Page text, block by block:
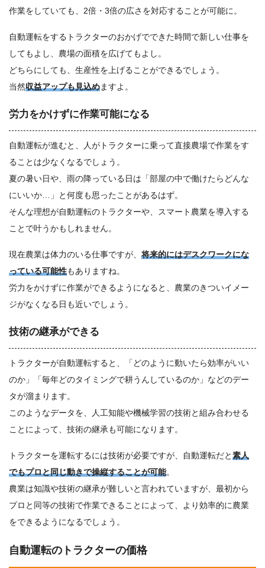
作業をしていても、2倍・3倍の広さを対応することが可能に。
自動運転をするトラクターのおかげでできた時間で新しい仕事を
してもよし、農場の面積を広げてもよし。
どちらにしても、生産性を上げることができるでしょう。
当然収益アップも見込めますよ。
労力をかけずに作業可能になる
自動運転が進むと、人がトラクターに乗って直接農場で作業をす
ることは少なくなるでしょう。
夏の暑い日や、雨の降っている日は「部屋の中で働けたらどんな
にいいか…」と何度も思ったことがあるはず。
そんな理想が自動運転のトラクターや、スマート農業を導入する
ことで叶うかもしれません。
現在農業は体力のいる仕事ですが、 将来的にはデスクワークにな
っている可能性もありますね。
労力をかけずに作業ができるようになると、農業のきついイメー
ジがなくなる日も近いでしょう。
技術の継承ができる
トラクターが自動運転すると、「どのように動いたら効率がいい
のか」「毎年どのタイミングで耕うんしているのか」などのデー
タが溜まります。
このようなデータを、人工知能や機械学習の技術と組み合わせる
ことによって、技術の継承も可能になります。
トラクターを運転するには技術が必要ですが、自動運転だと素人
でもプロと同じ動きで操縦することが可能。
農業は知識や技術の継承が難しいと言われていますが、最初から
プロと同等の技術で作業できることによって、より効率的に農業
をできるようになるでしょう。
自動運転のトラクターの価格